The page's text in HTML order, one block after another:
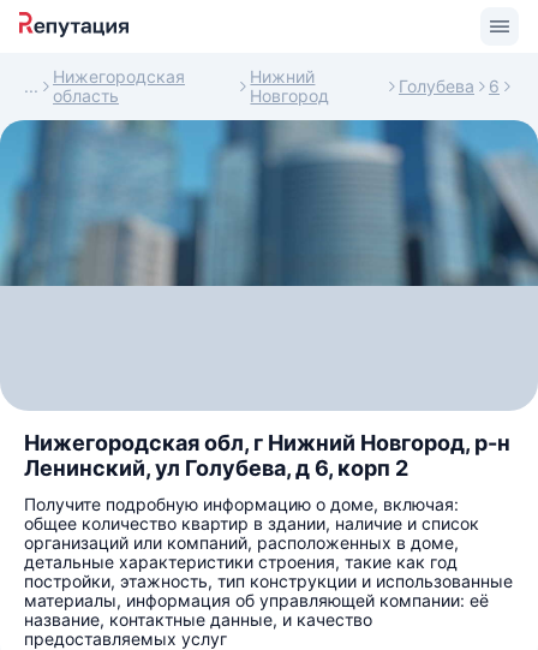
Нижегородская
область
Нижний
Новгород
Голубева 6
Нижегородская обл, г Нижний Новгород, р-н
Ленинский, ул Голубева, д 6, корп 2
Получите подробную информацию о доме, включая:
общее количество квартир в здании, наличие и список
организаций или компаний, расположенных в доме,
детальные характеристики строения, такие как год
постройки, этажность, тип конструкции и использованные
материалы, информация об управляющей компании: её
название, контактные данные, и качество
предоставляемых услуг